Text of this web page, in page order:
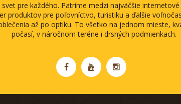
pre každého. Patríme medzi najväčšie
produktov pre poľovníctvo, turistiku a ďalšie
až po optiku. To všetko na jednom mieste,
počasí, v náročnom teréne i drsných podmienkach.